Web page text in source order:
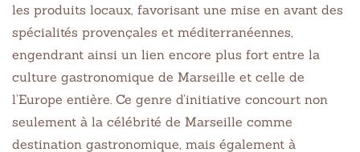
les produits locaux, favorisant une mise en avant des
spécialités provençales et méditerranéennes,
engendrant ainsi un lien encore plus fort entre la
culture gastronomique de Marseille et celle de
l’Europe entière. Ce genre d’initiative concourt non
seulement à la célébrité de Marseille comme
destination gastronomique, mais également à